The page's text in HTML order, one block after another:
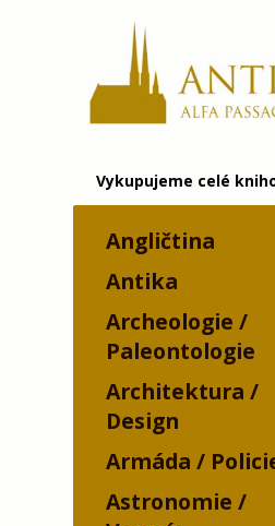
Vykupujeme celé
Angličtina
Antika
Archeologie /
Paleontologie
Architektura /
Design
Armáda /
Astronomie /